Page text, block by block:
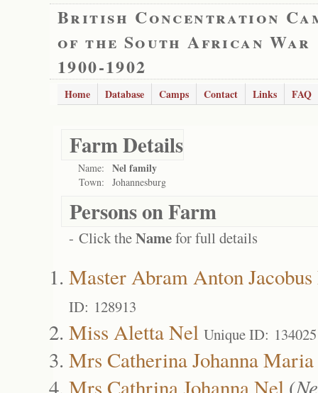
British Concentration
of the South African War
1900-1902
Home Database Camps Contact Links FAQ
Farm Details
Name: Nel family
Town: Johannesburg
Persons on Farm
- Click theNamefor full details
Master Abram Anton
ID: 128913
Miss Aletta Nel Unique ID: 134025
Mrs Catherina Johanna
Mrs Cathrina Johanna Nel (